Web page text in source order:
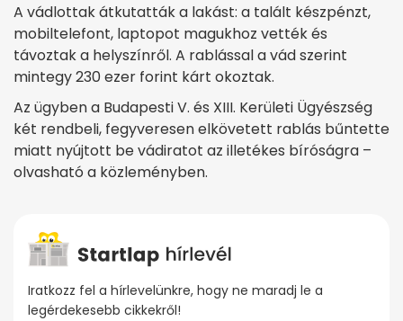
A vádlottak átkutatták a lakást: a talált készpénzt,
mobiltelefont, laptopot magukhoz vették és
távoztak a helyszínről. A rablással a vád szerint
mintegy 230 ezer forint kárt okoztak.
Az ügyben a Budapesti V. és XIII. Kerületi Ügyészség
két rendbeli, fegyveresen elkövetett rablás bűntette
miatt nyújtott be vádiratot az illetékes bíróságra –
olvasható a közleményben.
Iratkozz fel a hírlevelünkre, hogy ne maradj le a
legérdekesebb cikkekről!